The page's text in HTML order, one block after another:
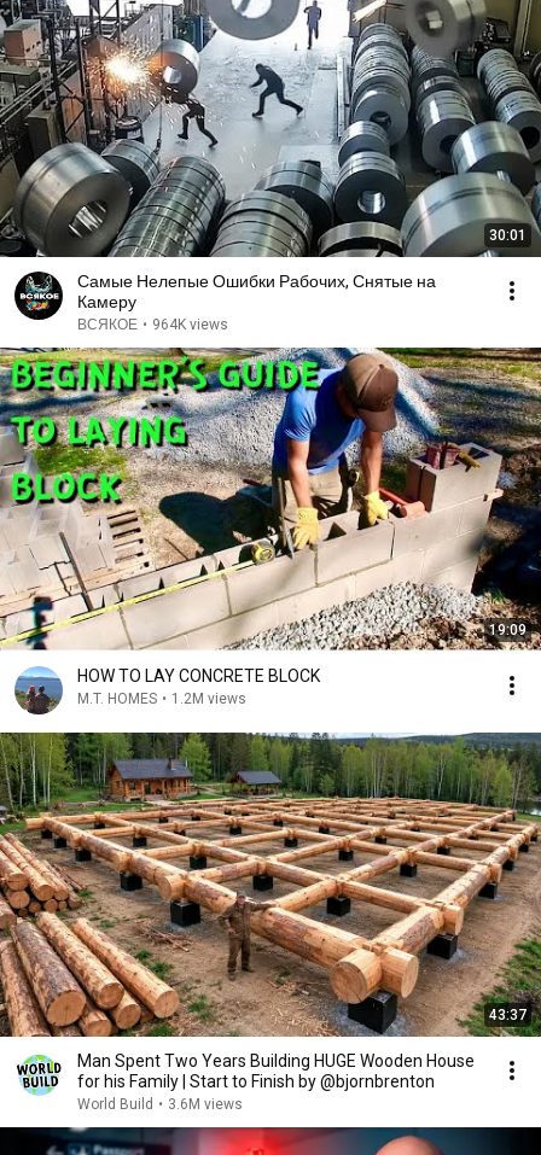
30:01
Самые Нелепые Ошибки Рабочих, Снятые на
Камеру
ВСЯКОЕ • 964K views
19:09
HOW TO LAY CONCRETE BLOCK
M.T. HOMES • 1.2M views
43:37
Man Spent Two Years Building HUGE Wooden House
for his Family | Start to Finish by @bjornbrenton
World Build • 3.6M views